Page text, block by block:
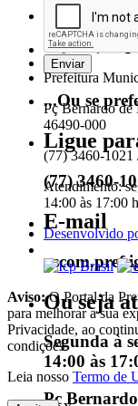
...Ou se
Ligue
(77) 3460-
E-mail
Ou seja
Segunda à
14:00 às
Pç
Conecte-se
Prefeitura
Pç Bernardo
46490-000
(77) 3460-1021
Atendimento:
14:00 às 17:00
Desenvolvido
Aviso:O Portal da
para melhorar a sua
Privacidade, ao
condições
Leia nosso Termo de